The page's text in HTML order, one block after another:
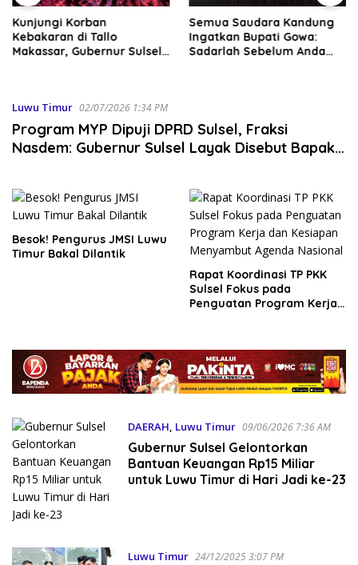
Kunjungi Korban
Kebakaran di Tallo
Makassar, Gubernur Sulsel
Semua Saudara Kandung
Ingatkan Bupati Gowa:
Sadarlah Sebelum Anda
Luwu Timur 02/07/2026 1:34 PM
Program MYP Dipuji DPRD Sulsel, Fraksi
Nasdem: Gubernur Sulsel Layak Disebut Bapak
Besok! Pengurus JMSI Luwu
Timur Bakal Dilantik
Rapat Koordinasi TP PKK
Sulsel Fokus pada
Penguatan Program Kerja
DAERAH, Luwu Timur 09/06/2026 7:36 AM
Gubernur Sulsel Gelontorkan
Bantuan Keuangan Rp15 Miliar
untuk Luwu Timur di Hari Jadi ke-23
Luwu Timur 24/12/2025 3:07 PM